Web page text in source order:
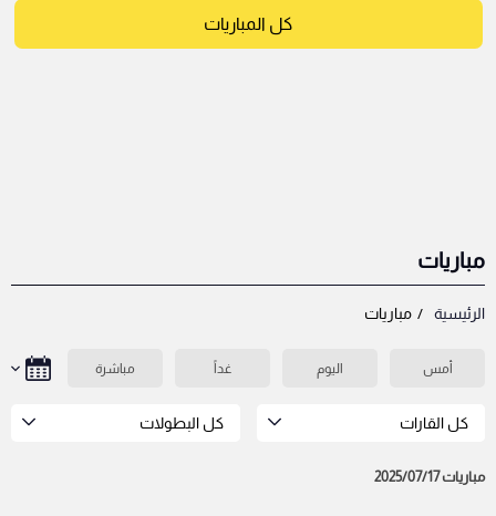
كل المباريات
مباريات
الرئيسية مباريات
أمس اليوم غداً مباشرة
كل القارات كل البطولات
مباريات 2025/07/17